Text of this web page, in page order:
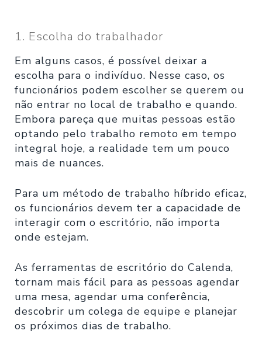
1. Escolha do trabalhador
Em alguns casos, é possível deixar a
escolha para o indivíduo. Nesse caso, os
funcionários podem escolher se querem ou
não entrar no local de trabalho e quando.
Embora pareça que muitas pessoas estão
optando pelo trabalho remoto em tempo
integral hoje, a realidade tem um pouco
mais de nuances.
Para um método de trabalho híbrido eficaz,
os funcionários devem ter a capacidade de
interagir com o escritório, não importa
onde estejam.
As ferramentas de escritório do Calenda,
tornam mais fácil para as pessoas agendar
uma mesa, agendar uma conferência,
descobrir um colega de equipe e planejar
os próximos dias de trabalho.